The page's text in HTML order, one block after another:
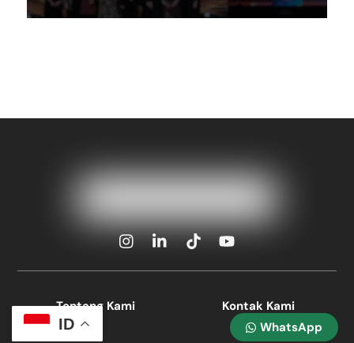
WhatsApp
Icon
Icon
Icon
Icon
Tentang Kami Kontak Kami
ID